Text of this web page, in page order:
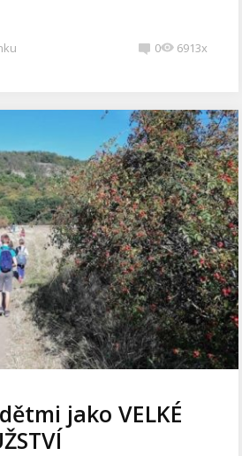
0 6913x
jako VELKÉ